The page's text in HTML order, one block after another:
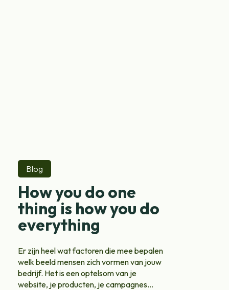
Blog
How you do one
thing is how you do
everything
Er zijn heel wat factoren die mee bepalen
welk beeld mensen zich vormen van jouw
bedrijf. Het is een optelsom van je
website, je producten, je campagnes…